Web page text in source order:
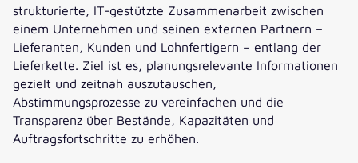
strukturierte, IT-gestützte Zusammenarbeit zwischen
einem Unternehmen und seinen externen Partnern –
Lieferanten, Kunden und Lohnfertigern – entlang der
Lieferkette. Ziel ist es, planungsrelevante Informationen
gezielt und zeitnah auszutauschen,
Abstimmungsprozesse zu vereinfachen und die
Transparenz über Bestände, Kapazitäten und
Auftragsfortschritte zu erhöhen.